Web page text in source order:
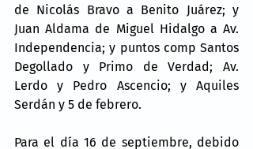
de Nicolás Bravo a Benito Juárez; y
Juan Aldama de Miguel Hidalgo a Av.
Independencia; y puntos comp Santos
Degollado y Primo de Verdad; Av.
Lerdo y Pedro Ascencio; y Aquiles
Serdán y 5 de febrero.
Para el día 16 de septiembre, debido